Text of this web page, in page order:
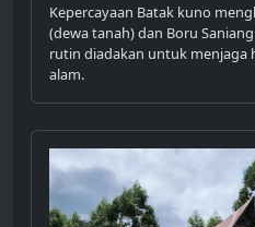
Kepercayaan Batak kuno
(dewa tanah) dan Boru
rutin diadakan untuk menjaga
alam.